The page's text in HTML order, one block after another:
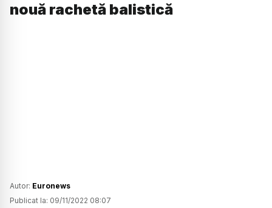
nouă rachetă balistică
Autor: Euronews
Publicat la: 09/11/2022 08:07